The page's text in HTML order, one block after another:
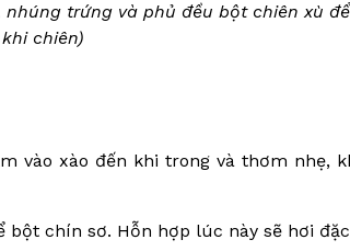
trứng và phủ đều bột chiên xù
chiên)
vào xào đến khi trong và thơm nhẹ,
bột chín sơ. Hỗn hợp lúc này sẽ hơi